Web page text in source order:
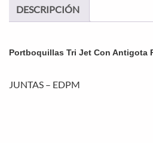
DESCRIPCIÓN
Portboquillas Tri Jet Con Antigota
JUNTAS – EDPM